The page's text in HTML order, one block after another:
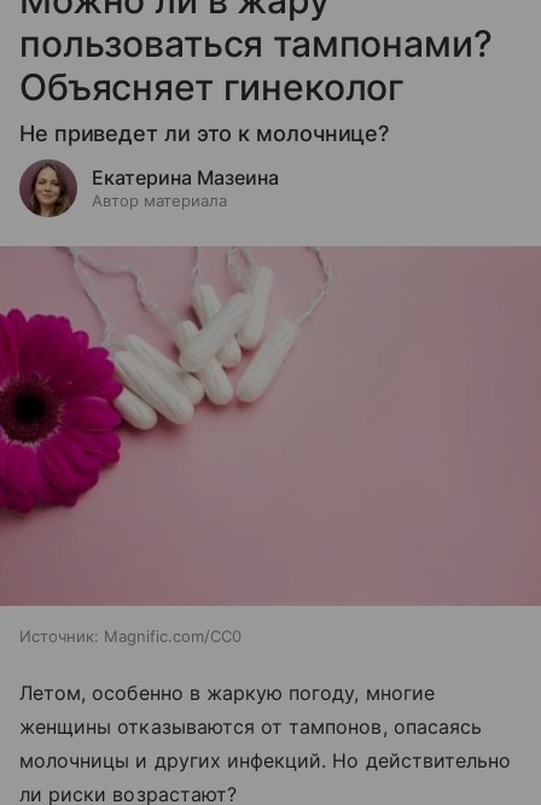
пользоваться тампонами?
Объясняет гинеколог
Не приведет ли это к молочнице?
Екатерина Мазеина
Автор материала
Источник: Magnific.com/CC0
Летом, особенно в жаркую погоду, многие
женщины отказываются от тампонов, опасаясь
молочницы и других инфекций. Но действительно
ли риски возрастают?